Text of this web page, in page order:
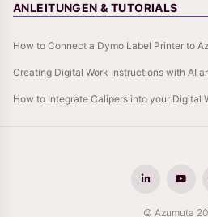
ANLEITUNGEN & TUTORIALS
How to Connect a Dymo Label Printer to
Creating Digital Work Instructions with AI
How to Integrate Calipers into your Digital
© Azumuta